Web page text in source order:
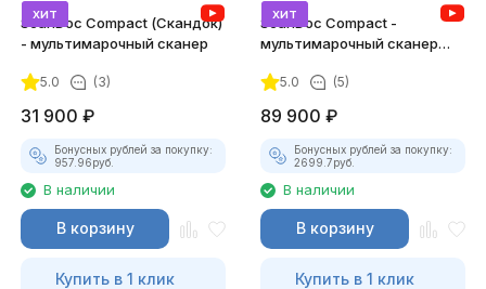
хит
ScanDoc Compact (Скандок)
- мультимарочный сканер
5.0 (3)
31 900 ₽
Бонусных рублей за покупку:
957.96руб.
В наличии
В корзину
Купить в 1 клик
хит
ScanDoc Compact -
мультимарочный сканер
5.0 (5)
89 900 ₽
Бонусных рублей за покупку:
2699.7руб.
В наличии
В корзину
Купить в 1 клик